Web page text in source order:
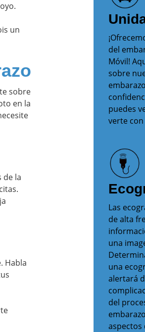
un
sobre
en la
de la
Habla
del
Móvil!
sobre
puedes
verte
Las
de alta
una
una
alertará
del
aspectos